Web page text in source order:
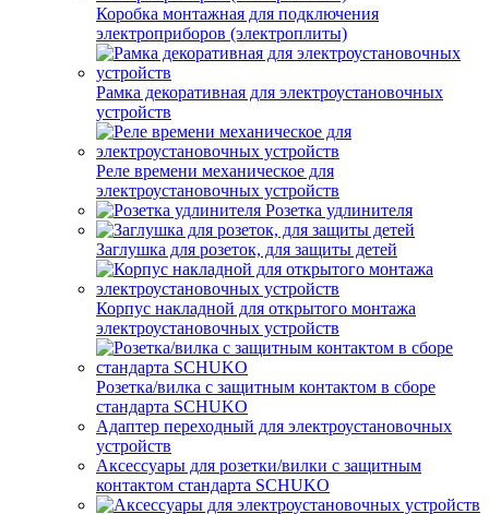
Коробка монтажная для подключения
электроприборов (электроплиты)
Рамка декоративная для электроустановочных
устройств
Реле времени механическое для
электроустановочных устройств
Розетка удлинителя
Заглушка для розеток, для защиты детей
Корпус накладной для открытого монтажа
электроустановочных устройств
Розетка/вилка с защитным контактом в сборе
стандарта SCHUKO
Адаптер переходный для электроустановочных
устройств
Аксессуары для розетки/вилки с защитным
контактом стандарта SCHUKO